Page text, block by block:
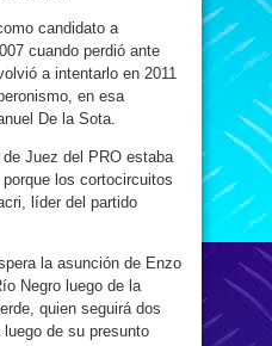
candidato a
cuando perdió ante
a intentarlo en 2011
en esa
De la Sota.
Juez del PRO estaba
los cortocircuitos
líder del partido
la asunción de Enzo
Negro luego de la
quien seguirá dos
de su presunto